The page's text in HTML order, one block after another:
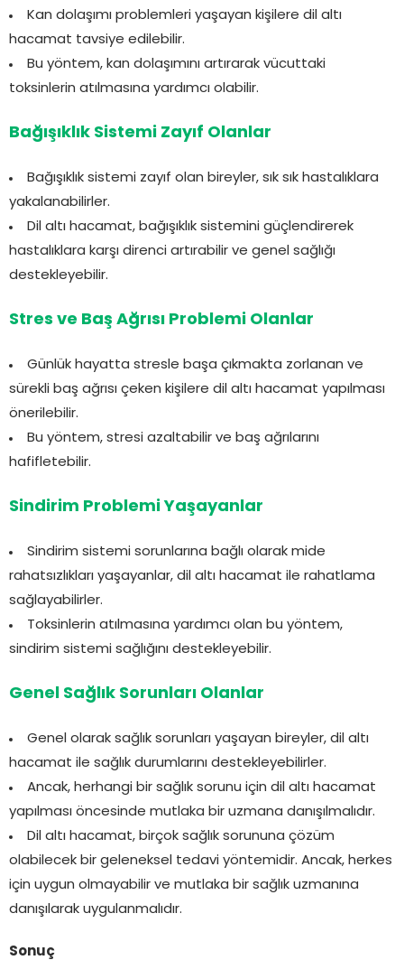
Kan dolaşımı problemleri yaşayan kişilere dil altı
hacamat tavsiye edilebilir.
Bu yöntem, kan dolaşımını artırarak vücuttaki
toksinlerin atılmasına yardımcı olabilir.
Bağışıklık Sistemi Zayıf Olanlar
Bağışıklık sistemi zayıf olan bireyler, sık sık hastalıklara
yakalanabilirler.
Dil altı hacamat, bağışıklık sistemini güçlendirerek
hastalıklara karşı direnci artırabilir ve genel sağlığı
destekleyebilir.
Stres ve Baş Ağrısı Problemi Olanlar
Günlük hayatta stresle başa çıkmakta zorlanan ve
sürekli baş ağrısı çeken kişilere dil altı hacamat yapılması
önerilebilir.
Bu yöntem, stresi azaltabilir ve baş ağrılarını
hafifletebilir.
Sindirim Problemi Yaşayanlar
Sindirim sistemi sorunlarına bağlı olarak mide
rahatsızlıkları yaşayanlar, dil altı hacamat ile rahatlama
sağlayabilirler.
Toksinlerin atılmasına yardımcı olan bu yöntem,
sindirim sistemi sağlığını destekleyebilir.
Genel Sağlık Sorunları Olanlar
Genel olarak sağlık sorunları yaşayan bireyler, dil altı
hacamat ile sağlık durumlarını destekleyebilirler.
Ancak, herhangi bir sağlık sorunu için dil altı hacamat
yapılması öncesinde mutlaka bir uzmana danışılmalıdır.
Dil altı hacamat, birçok sağlık sorununa çözüm
olabilecek bir geleneksel tedavi yöntemidir. Ancak, herkes
için uygun olmayabilir ve mutlaka bir sağlık uzmanına
danışılarak uygulanmalıdır.
Sonuç